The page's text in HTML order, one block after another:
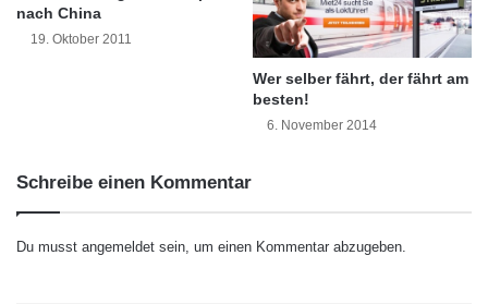
wurde mit der Sicherheitsamalgamtechnik auf
1,63 mg pro Lampe
– Zwischen 2007 und 2010 wurden 50 kg
Quecksilber, das Äquivalent
t
u
f
nach China
19. Oktober 2011
Wer selber fährt, der fährt am
besten!
6. November 2014
Schreibe einen Kommentar
Du musst angemeldet sein, um einen Kommentar abzugeben.